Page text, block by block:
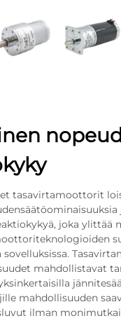
tasavirtamoottorit
joka ylittää
sovelluksissa.
mahdollistavat
mahdollisuuden
ilman